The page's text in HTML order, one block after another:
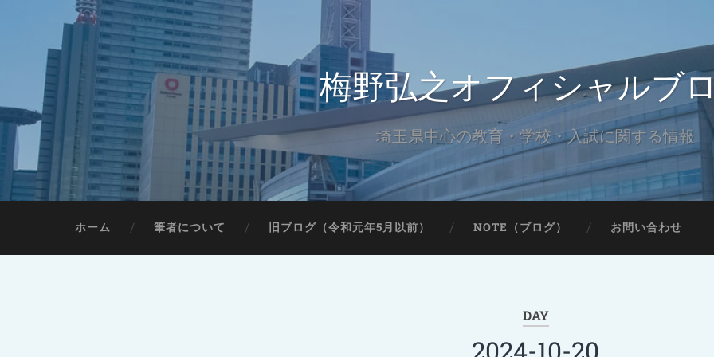
梅野弘之オフィシャルブ
埼玉県中心の教育・学校・入試に関する情報
ホーム 筆者について 旧ブログ（令和元年5月以前） NOTE（ブログ） お問い合わせ
DAY